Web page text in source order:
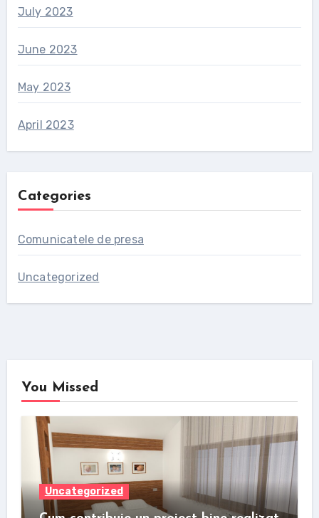
July 2023
June 2023
May 2023
April 2023
Categories
Comunicatele de presa
Uncategorized
You Missed
Uncategorized